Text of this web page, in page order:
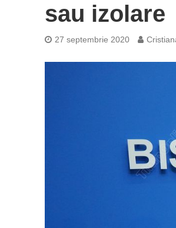
sau izolare
27 septembrie 2020